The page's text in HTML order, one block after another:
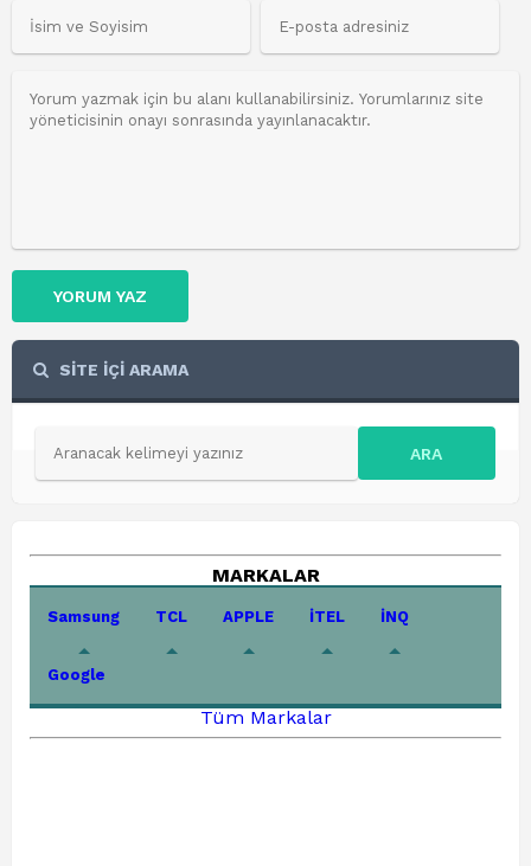
YORUM YAZ
SİTE İÇİ ARAMA
ARA
MARKALAR
Samsung TCL APPLE İTEL İNQ
Google
Tüm Markalar